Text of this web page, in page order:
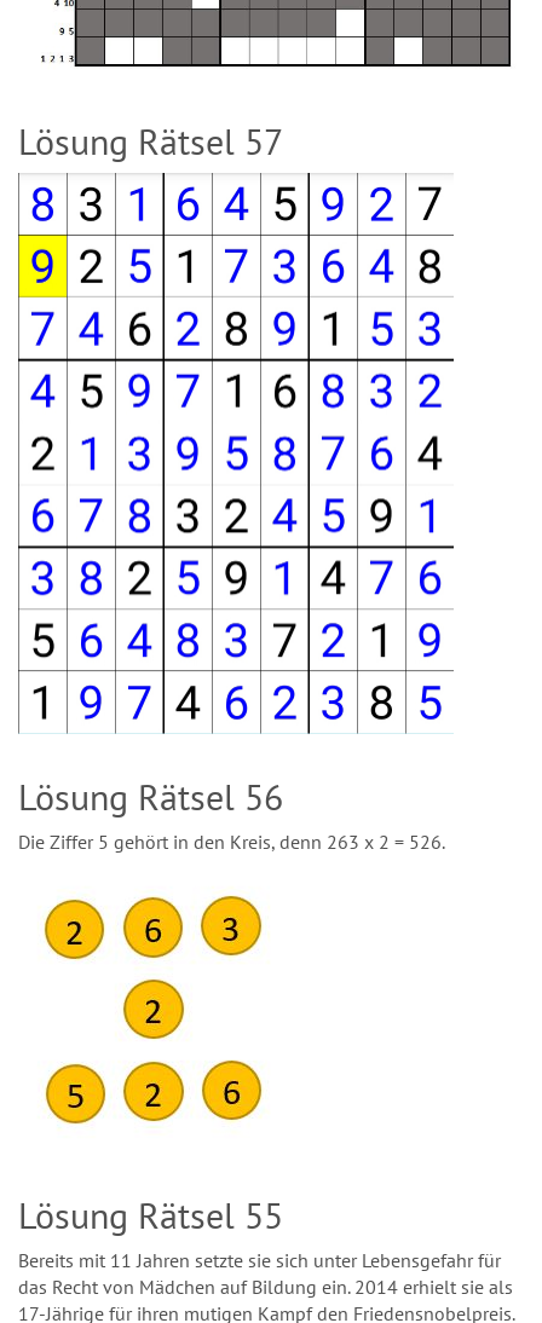
Lösung Rätsel 57
Lösung Rätsel 56
Die Ziffer 5 gehört in den Kreis, denn 263 x 2 = 526.
Lösung Rätsel 55
Bereits mit 11 Jahren setzte sie sich unter Lebensgefahr für
das Recht von Mädchen auf Bildung ein. 2014 erhielt sie als
17-Jährige für ihren mutigen Kampf den Friedensnobelpreis.